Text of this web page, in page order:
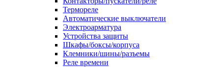
Термореле
Автоматические выключатели
Электроарматура
Устройства защиты
Шкафы/боксы/корпуса
Клемники/шины/разъемы
Реле времени